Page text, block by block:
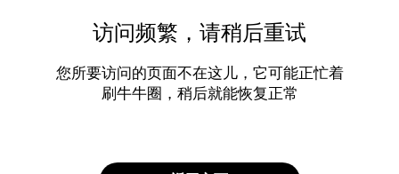
访问频繁，请稍后重试
您所要访问的页面不在这儿，它可能正忙着
刷牛牛圈，稍后就能恢复正常